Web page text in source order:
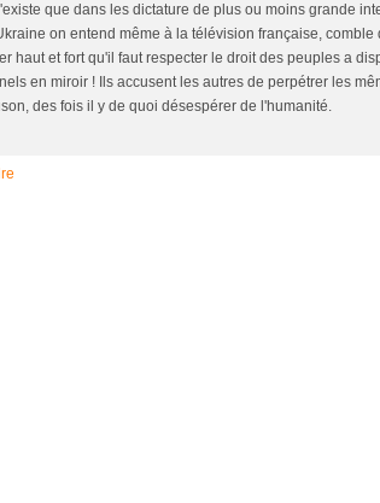
que dans les dictature de plus ou moins grande
on entend même à la télévision française,
haut et fort qu'il faut respecter le droit des peuples a
en miroir ! Ils accusent les autres de perpétrer les
des fois il y de quoi désespérer de l'humanité.